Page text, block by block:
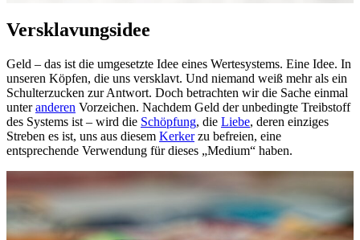
Versklavungsidee
Geld – das ist die umgesetzte Idee eines Wertesystems. Eine Idee. In
unseren Köpfen, die uns versklavt. Und niemand weiß mehr als ein
Schulterzucken zur Antwort. Doch betrachten wir die Sache einmal
unteranderen Vorzeichen. Nachdem Geld der unbedingte Treibstoff
des Systems ist – wird die Schöpfung, die Liebe, deren einziges
Streben es ist, uns aus diesem Kerkerzu befreien, eine
entsprechende Verwendung für dieses „Medium“ haben.